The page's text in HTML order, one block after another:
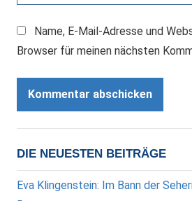
Name, E-Mail-Adresse und
Browser für meinen nächsten
DIE NEUESTEN BEITRÄGE
Eva Klingenstein: Im Bann der